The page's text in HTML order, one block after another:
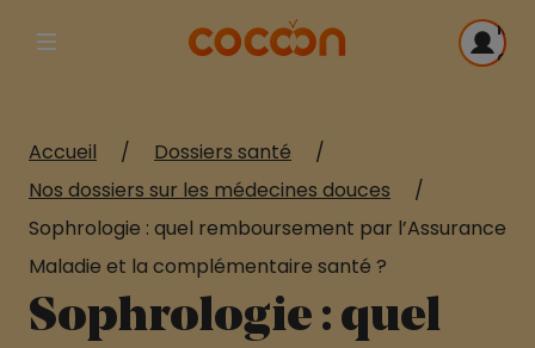
Afficher la navigation principale
Me
Accueil / Dossiers santé
/
Nos dossiers sur les médecines douces
/
Sophrologie : quel remboursement par l’Assurance
Maladie et la complémentaire santé ?
Sophrologie : quel